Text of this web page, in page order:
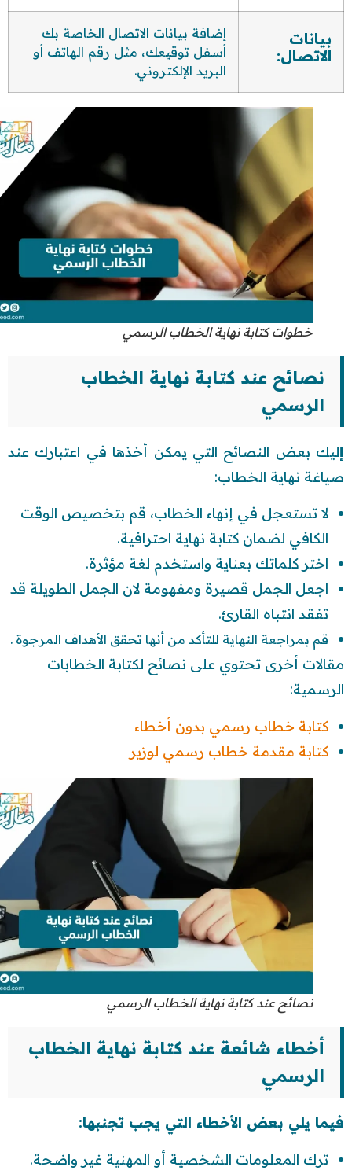
بيانات
الاتصال:
إضافة بيانات الاتصال الخاصة بك
أسفل توقيعك، مثل رقم الهاتف أو
البريد الإلكتروني.
خطوات كتابة نهاية الخطاب الرسمي
نصائح عند كتابة نهاية الخطاب
الرسمي
إليك بعض النصائح التي يمكن أخذها في اعتبارك عند
صياغة نهاية الخطاب:
لا تستعجل في إنهاء الخطاب، قم بتخصيص الوقت
الكافي لضمان كتابة نهاية احترافية.
اختر كلماتك بعناية واستخدم لغة مؤثرة.
اجعل الجمل قصيرة ومفهومة لان الجمل الطويلة قد
تفقد انتباه القارئ.
قم بمراجعة النهاية للتأكد من أنها تحقق الأهداف المرجوة .
مقالات أخرى تحتوي على نصائح لكتابة الخطابات
الرسمية:
كتابة خطاب رسمي بدون أخطاء
كتابة مقدمة خطاب رسمي لوزير
نصائح عند كتابة نهاية الخطاب الرسمي
أخطاء شائعة عند كتابة نهاية الخطاب
الرسمي
فيما يلي بعض الأخطاء التي يجب تجنبها:
ترك المعلومات الشخصية أو المهنية غير واضحة.